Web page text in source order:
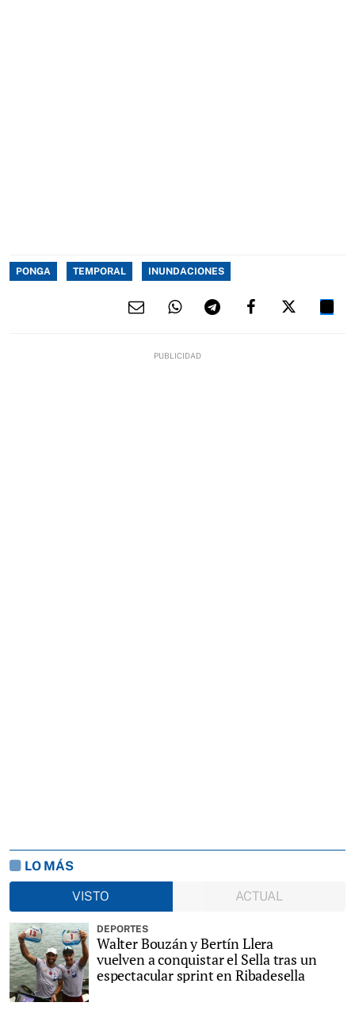
PONGA TEMPORAL INUNDACIONES
LO MÁS
VISTO
ACTUAL
DEPORTES
Walter Bouzán y Bertín Llera
vuelven a conquistar el Sella tras un
espectacular sprint en Ribadesella